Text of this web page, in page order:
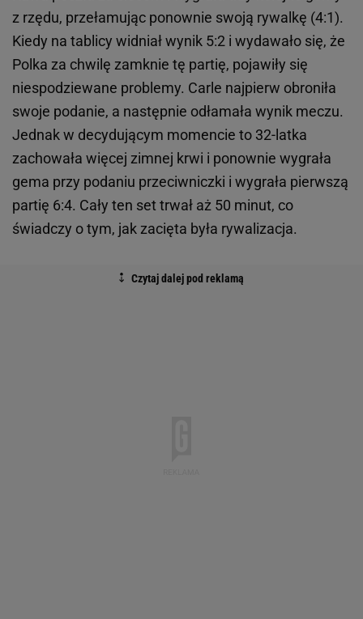
z rzędu, przełamując ponownie swoją rywalkę (4:1).
Kiedy na tablicy widniał wynik 5:2 i wydawało się, że
Polka za chwilę zamknie tę partię, pojawiły się
niespodziewane problemy. Carle najpierw obroniła
swoje podanie, a następnie odłamała wynik meczu.
Jednak w decydującym momencie to 32-latka
zachowała więcej zimnej krwi i ponownie wygrała
gema przy podaniu przeciwniczki i wygrała pierwszą
partię 6:4. Cały ten set trwał aż 50 minut, co
świadczy o tym, jak zacięta była rywalizacja.